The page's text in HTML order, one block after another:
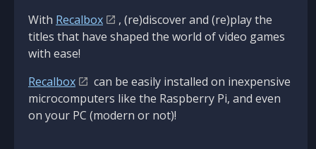
With Recalbox
, (re)discover and (re)play the
titles that have shaped the world of video games
with ease!
Recalbox
can be easily installed on inexpensive
microcomputers like the Raspberry Pi, and even
on your PC (modern or not)!